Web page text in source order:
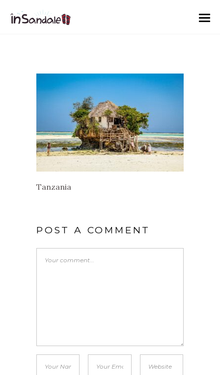
Tanzania
POST A COMMENT